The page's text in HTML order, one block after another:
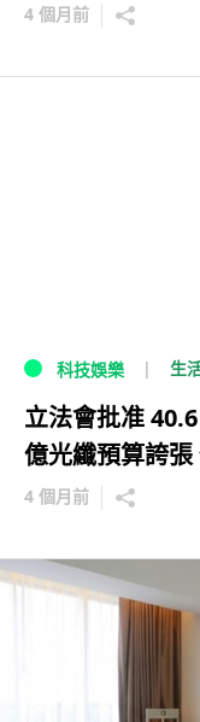
4 個月前
科技娛樂 生
立法會批准
億光纖預算誇
4 個月前